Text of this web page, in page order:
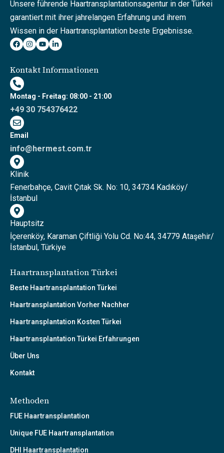
Unsere führende Haartransplantationsagentur in der Türkei
garantiert mit ihrer jahrelangen Erfahrung und ihrem
Wissen in der Haartransplantation beste Ergebnisse.
Kontakt Informationen
Montag - Freitag: 08:00 - 21:00
+49 30 754376422
Email
info@hermest.com.tr
Klinik
Fenerbahçe, Cavit Çıtak Sk. No: 10, 34734 Kadıköy/
İstanbul
Hauptsitz
İçerenköy, Karaman Çiftliği Yolu Cd. No:44, 34779 Ataşehir/
İstanbul, Türkiye
Haartransplantation Türkei
Beste Haartransplantation Türkei
Haartransplantation Vorher Nachher
Haartransplantation Kosten Türkei
Haartransplantation Türkei Erfahrungen
Über Uns
Kontakt
Methoden
FUE Haartransplantation
Unique FUE Haartransplantation
DHI Haartransplantation